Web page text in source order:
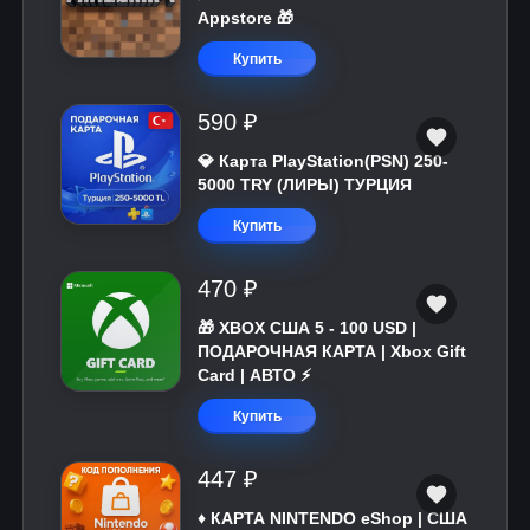
Appstore 🎁
Купить
590 ₽
💎 Карта PlayStation(PSN) 250-
5000 TRY (ЛИРЫ) ТУРЦИЯ
Купить
470 ₽
🎁 XBOX США 5 - 100 USD |
ПОДАРОЧНАЯ КАРТА | Xbox Gift
Card | АВТО ⚡
Купить
447 ₽
♦️ КАРТА NINTENDO eShop | США